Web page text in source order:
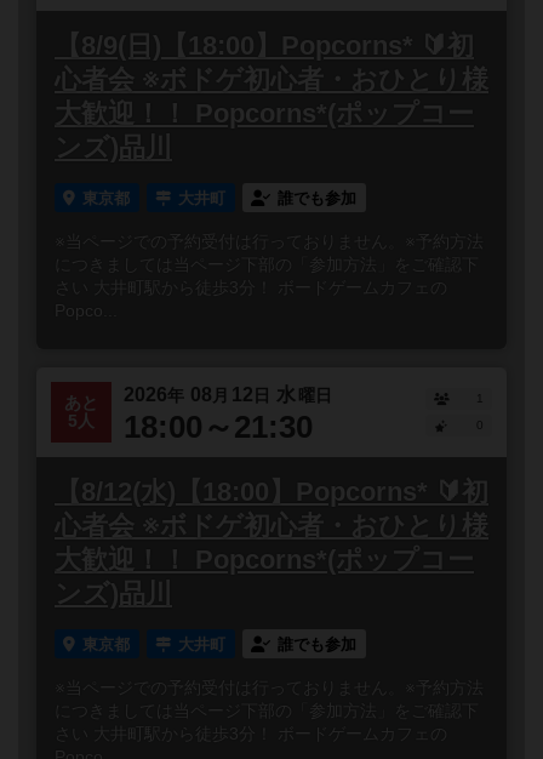
【8/9(日)【18:00】Popcorns* 🔰初
心者会 ※ボドゲ初心者・おひとり様
大歓迎！！ Popcorns*(ポップコー
ンズ)品川
東京都 大井町 誰でも参加
※当ページでの予約受付は行っておりません。※予約方法
につきましては当ページ下部の「参加方法」をご確認下
さい 大井町駅から徒歩3分！ ボードゲームカフェの
Popco...
あと
5人
2026年 08 月 12 日 水 曜日
18:00～21:30
1
【8/12(水)【18:00】Popcorns* 🔰初
心者会 ※ボドゲ初心者・おひとり様
大歓迎！！ Popcorns*(ポップコー
ンズ)品川
東京都 大井町 誰でも参加
※当ページでの予約受付は行っておりません。※予約方法
につきましては当ページ下部の「参加方法」をご確認下
さい 大井町駅から徒歩3分！ ボードゲームカフェの